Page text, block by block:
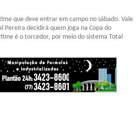
que deve entrar em campo no sábado. Vale
Pereira decidirá quem joga na Copa do
é o torcedor, por meio do sistema Total